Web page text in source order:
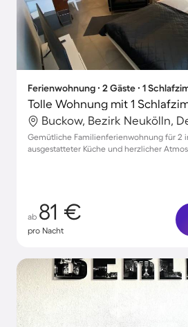
Ferienwohnung ∙ 2 Gäste ∙ 1
Buckow, Bezirk Neukölln,
Gemütliche Familienferienwohnung für 2
ausgestatteter Küche und herzlicher
ab 81 €
pro Nacht